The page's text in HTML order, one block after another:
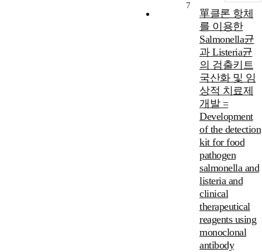
7
單클론 항체
를 이용한
Salmonella균
과 Listeria균
의 검출키트
국산화 및 임
상적 치료제
개발 =
Development
of the detection
kit for food
pathogen
salmonella and
listeria and
clinical
therapeutical
reagents using
monoclonal
antibody